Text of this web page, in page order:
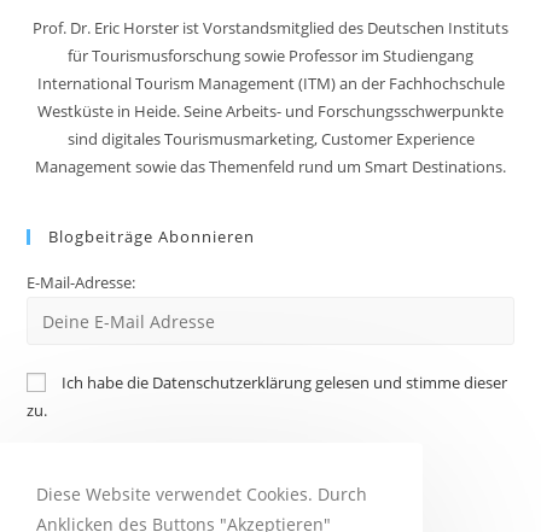
Prof. Dr. Eric Horster ist Vorstandsmitglied des Deutschen Instituts
für Tourismusforschung sowie Professor im Studiengang
International Tourism Management (ITM) an der Fachhochschule
Westküste in Heide. Seine Arbeits- und Forschungsschwerpunkte
sind digitales Tourismusmarketing, Customer Experience
Management sowie das Themenfeld rund um Smart Destinations.
Blogbeiträge Abonnieren
E-Mail-Adresse:
Ich habe die Datenschutzerklärung gelesen und stimme dieser
zu.
Diese Website verwendet Cookies. Durch
Anklicken des Buttons "Akzeptieren"